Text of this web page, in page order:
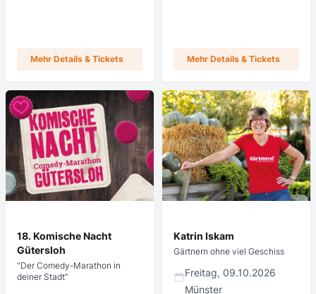
Mehr Details & Tickets Mehr Details & Tickets
18. Komische Nacht
Gütersloh
"Der Comedy-Marathon in
deiner Stadt“
Katrin Iskam
Gärtnern ohne viel Geschiss
Freitag, 09.10.2026
Münster